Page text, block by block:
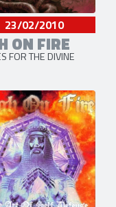
23/02/2010
ON FIRE
FOR THE DIVINE